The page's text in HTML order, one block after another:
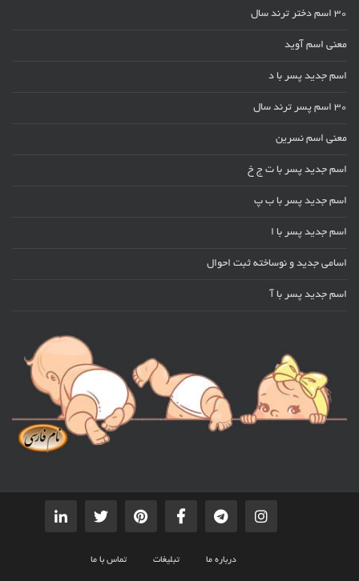
30 اسم دختر ترند سال
معنی اسم آوید
اسم جدید پسر با د
30 اسم پسر ترند سال
معنی اسم نسرین
اسم جدید پسر با ت ج خ
اسم جدید پسر با ب پ
اسم جدید پسر با ا
اسامی جدید و نوساخته ثبت احوال
اسم جدید پسر با آ
درباره ما تبلیغات تماس با ما